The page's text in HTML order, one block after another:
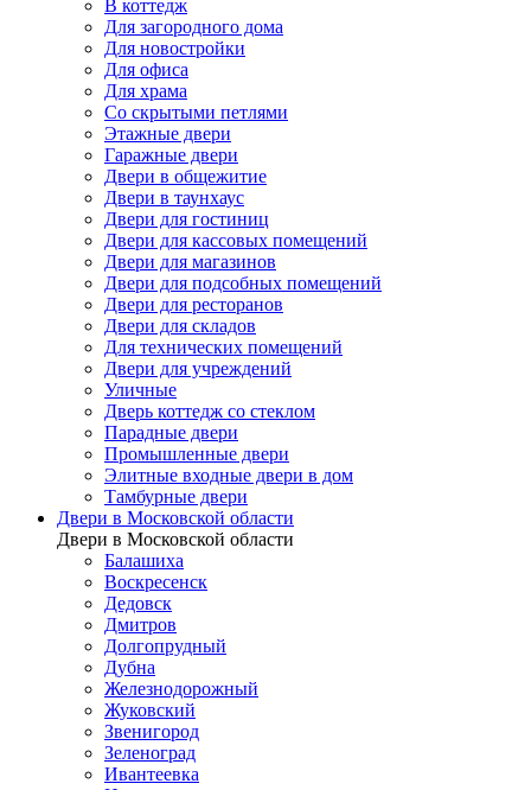
В коттедж
Для загородного дома
Для новостройки
Для офиса
Для храма
Со скрытыми петлями
Этажные двери
Гаражные двери
Двери в общежитие
Двери в таунхаус
Двери для гостиниц
Двери для кассовых помещений
Двери для магазинов
Двери для подсобных помещений
Двери для ресторанов
Двери для складов
Для технических помещений
Двери для учреждений
Уличные
Дверь коттедж со стеклом
Парадные двери
Промышленные двери
Элитные входные двери в дом
Тамбурные двери
Двери в Московской области
Двери в Московской области
Балашиха
Воскресенск
Дедовск
Дмитров
Долгопрудный
Дубна
Железнодорожный
Жуковский
Звенигород
Зеленоград
Ивантеевка